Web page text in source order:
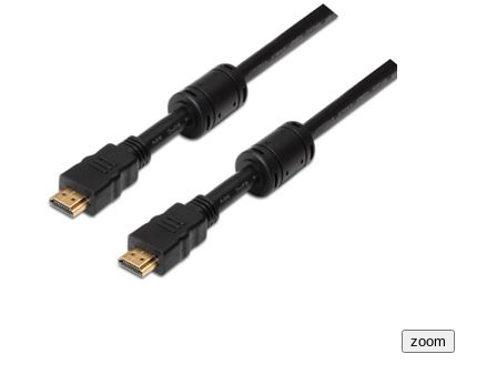
zoom